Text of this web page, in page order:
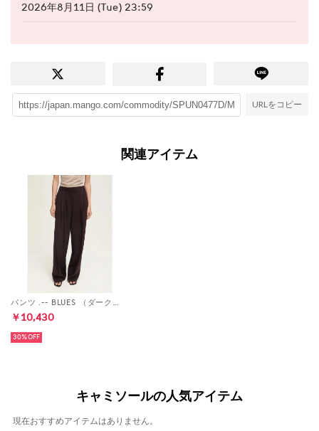
2026年8月11日 (Tue) 23:59
URLをコピー
関連アイテム
パンツ .-- BLUES （ダークブラウン）
￥10,430
30%
キャミソールの人気アイテム
現在おすすめアイテムはありません。